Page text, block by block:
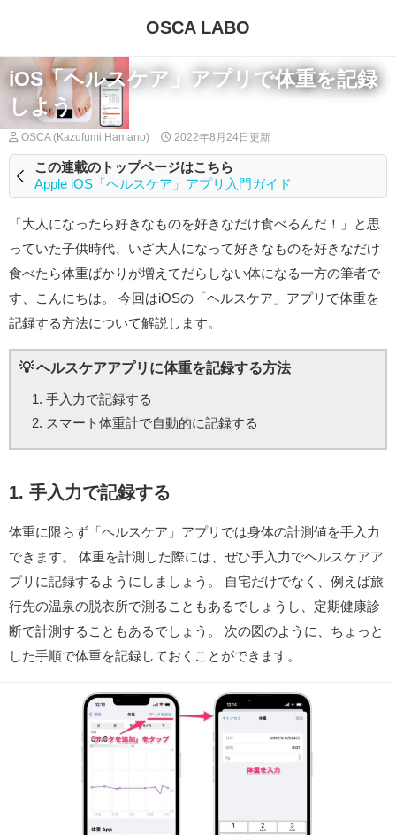
OSCA LABO
iOS「ヘルスケア」アプリで体重を記録
しよう
OSCA (Kazufumi Hamano) 2022年8月24日 更新
この連載のトップページはこちら
Apple iOS「ヘルスケア」アプリ入門ガイド
「大人になったら好きなものを好きなだけ食べるんだ！」と思
っていた子供時代、いざ大人になって好きなものを好きなだけ
食べたら体重ばかりが増えてだらしない体になる一方の筆者で
す、こんにちは。 今回はiOSの「ヘルスケア」アプリで体重を
記録する方法について解説します。
ヘルスケアアプリに体重を記録する方法
手入力で記録する
スマート体重計で自動的に記録する
1. 手入力で記録する
体重に限らず「ヘルスケア」アプリでは身体の計測値を手入力
できます。 体重を計測した際には、ぜひ手入力でヘルスケアア
プリに記録するようにしましょう。 自宅だけでなく、例えば旅
行先の温泉の脱衣所で測ることもあるでしょうし、定期健康診
断で計測することもあるでしょう。 次の図のように、ちょっと
した手順で体重を記録しておくことができます。